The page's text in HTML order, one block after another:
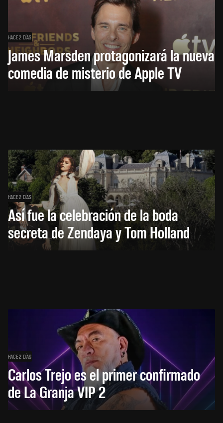
HACE 2 DÍAS
James Marsden protagonizará la nueva
comedia de misterio de Apple TV
HACE 2 DÍAS
Así fue la celebración de la boda
secreta de Zendaya y Tom Holland
HACE 2 DÍAS
Carlos Trejo es el primer confirmado
de La Granja VIP 2